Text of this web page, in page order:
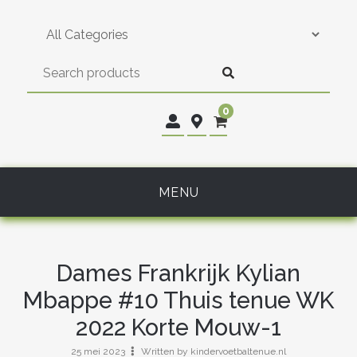
0
MENU
Dames Frankrijk Kylian
Mbappe #10 Thuis tenue WK
2022 Korte Mouw-1
25 mei 2023 Written by kindervoetbaltenue.nl